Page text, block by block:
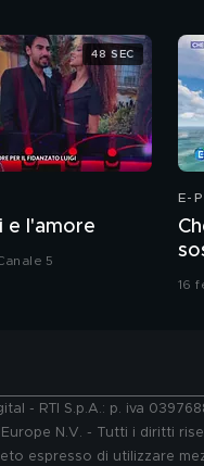
e l'amore
5
48 SEC
E-
16
- RTI S.p.A.: p. iva
N.V. - Tutti i diritti
espresso di utilizzare